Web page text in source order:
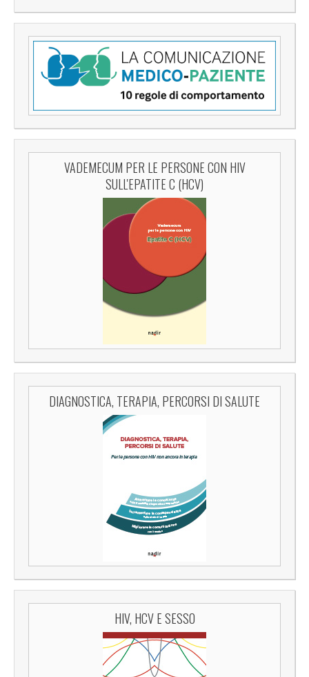
VADEMECUM PER LE PERSONE CON HIV
SULL'EPATITE C (HCV)
DIAGNOSTICA, TERAPIA, PERCORSI DI SALUTE
HIV, HCV E SESSO